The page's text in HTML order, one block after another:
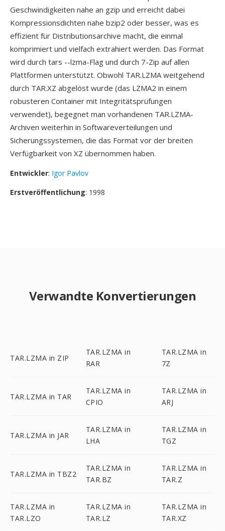
Geschwindigkeiten nahe an gzip und erreicht dabei
Kompressionsdichten nahe bzip2 oder besser, was es
effizient für Distributionsarchive macht, die einmal
komprimiert und vielfach extrahiert werden. Das Format
wird durch tars --lzma-Flag und durch 7-Zip auf allen
Plattformen unterstützt. Obwohl TAR.LZMA weitgehend
durch TAR.XZ abgelöst wurde (das LZMA2 in einem
robusteren Container mit Integritätsprüfungen
verwendet), begegnet man vorhandenen TAR.LZMA-
Archiven weiterhin in Softwareverteilungen und
Sicherungssystemen, die das Format vor der breiten
Verfügbarkeit von XZ übernommen haben.
Entwickler: Igor Pavlov
Erstveröffentlichung: 1998
Verwandte Konvertierungen
TAR.LZMA in ZIP
TAR.LZMA in
RAR
TAR.LZMA in
7Z
TAR.LZMA in TAR
TAR.LZMA in
CPIO
TAR.LZMA in
ARJ
TAR.LZMA in JAR
TAR.LZMA in
LHA
TAR.LZMA in
TGZ
TAR.LZMA in TBZ2
TAR.LZMA in
TAR.BZ
TAR.LZMA in
TAR.Z
TAR.LZMA in
TAR.LZO
TAR.LZMA in
TAR.LZ
TAR.LZMA in
TAR.XZ